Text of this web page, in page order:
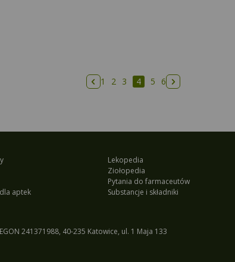
Poprzednia strona
1 2 3 4 5 6 Następna strona
aptek
Lekopedia
Ziołopedia
Pytania do farmaceutów
Substancje i składniki
241371988, 40-235 Katowice, ul. 1 Maja 133